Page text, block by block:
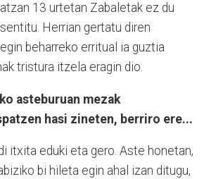
13 urtetan Zabaletak ez du
Herrian gertatu diren
beharreko erritual ia guztia
tristura itzela eragin dio.
asteburuan mezak
hasi zineten, berriro ere...
itxita eduki eta gero. Aste honetan,
bi hileta egin ahal izan ditugu,